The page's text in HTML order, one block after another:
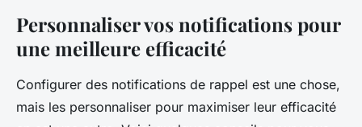
Personnaliser vos notifications pour
une meilleure efficacité
Configurer des notifications de rappel est une chose,
mais les personnaliser pour maximiser leur efficacité